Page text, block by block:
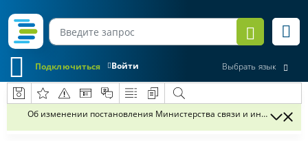
Войти
Подключиться Выбрать язык
Об изменении постановления Министерства связи и